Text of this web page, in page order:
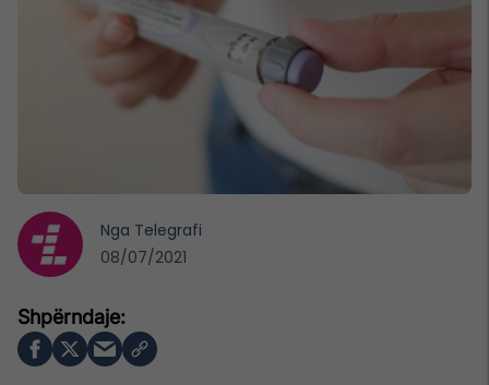
Nga Telegrafi
08/07/2021